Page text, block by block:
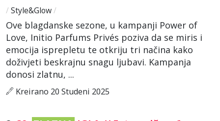
/ Style&Glow/
Ove blagdanske sezone, u kampanji Power of
Love, Initio Parfums Privés poziva da se miris i
emocija isprepletu te otkriju tri načina kako
doživjeti beskrajnu snagu ljubavi. Kampanja
donosi zlatnu, ...
Kreirano 20 Studeni 2025